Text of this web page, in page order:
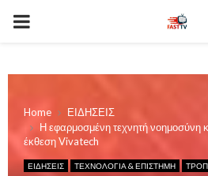
PRIMARY
Home
ΕΙΔΗΣΕΙΣ
Η εφαρμοσμένη τεχνητή νοημοσύνη
έκθεση Vivatech
ΕΙΔΗΣΕΙΣ ΤΕΧΝΟΛΟΓΙΑ & ΕΠΙΣΤΗΜΗ